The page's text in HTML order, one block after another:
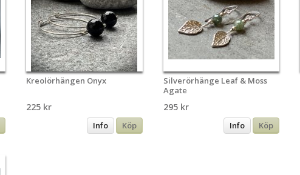
Kreolörhängen Onyx
225 kr
Info Köp
Silverörhänge Leaf & Moss
Agate
295 kr
Info Köp